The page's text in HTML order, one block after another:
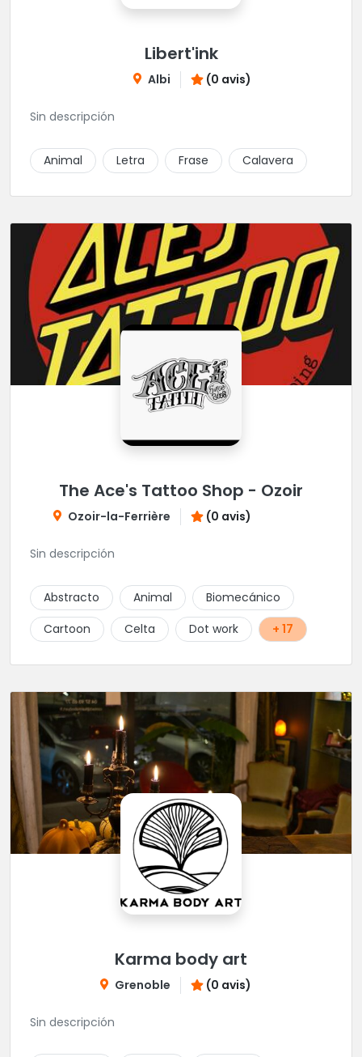
Libert'ink
Albi (0 avis)
Sin descripción
Animal Letra Frase Calavera
The Ace's Tattoo Shop - Ozoir
Ozoir-la-Ferrière (0 avis)
Sin descripción
Abstracto Animal
Biomecánico
Cartoon
Celta Dot work + 17
Karma body art
Grenoble (0 avis)
Sin descripción